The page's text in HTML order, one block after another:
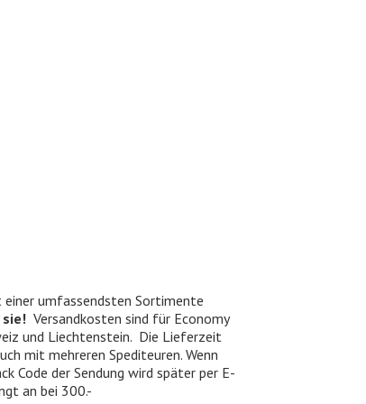
umfassendsten Sortimente
sie! Versandkosten sind für Economy
und Liechtenstein. Die Lieferzeit
mit mehreren Spediteuren. Wenn
Code der Sendung wird später per E-
an bei 300.-